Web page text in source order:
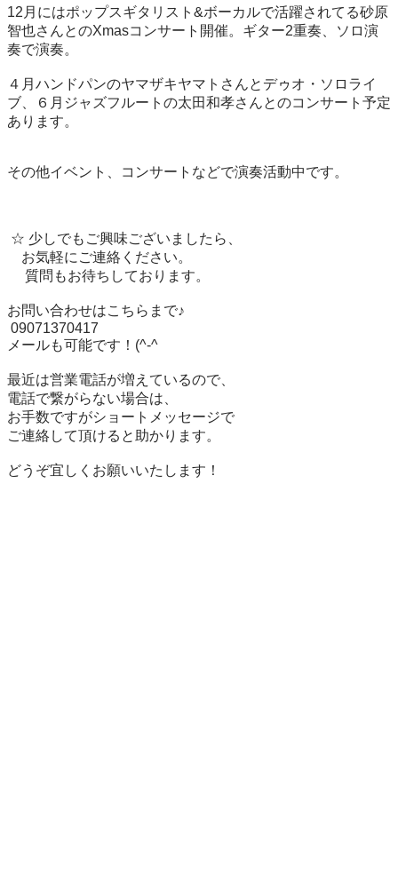
12月にはポップスギタリスト&ボーカルで活躍されてる砂原
智也さんとのXmasコンサート開催。ギター2重奏、ソロ演
奏で演奏。
４月ハンドパンのヤマザキヤマトさんとデゥオ・ソロライ
ブ、６月ジャズフルートの太田和孝さんとのコンサート予定
あります。
その他イベント、コンサートなどで演奏活動中です。
お気軽にご連絡ください。
お問い合わせはこちらまで♪
メールも可能です！(^-^ゞ
最近は営業電話が増えているので、
電話で繋がらない場合は、
お手数ですがショートメッセージで
ご連絡して頂けると助かります。
どうぞ宜しくお願いいたします！